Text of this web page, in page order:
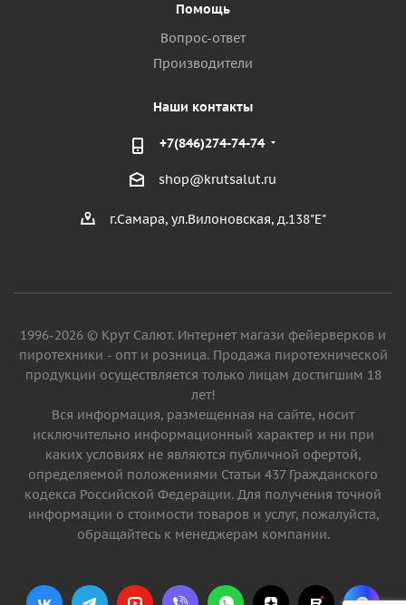
Помощь
Вопрос-ответ
Производители
Наши контакты
+7(846)274-74-74
shop@krutsalut.ru
г.Самара, ул.Вилоновская, д.138"Е"
1996-2026 © Крут Салют. Интернет магази фейерверков и
пиротехники - опт и розница. Продажа пиротехнической
продукции осуществляется только лицам достигшим 18
лет!
Вся информация, размещенная на сайте, носит
исключительно информационный характер и ни при
каких условиях не являются публичной офертой,
определяемой положениями Статьи 437 Гражданского
кодекса Российской Федерации. Для получения точной
информации о стоимости товаров и услуг, пожалуйста,
обращайтесь к менеджерам компании.